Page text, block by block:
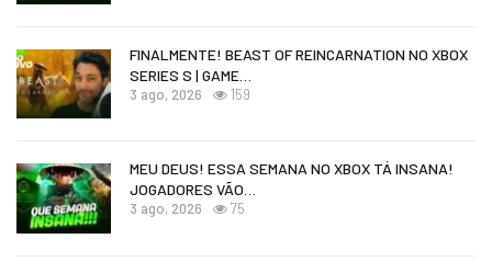
FINALMENTE! BEAST OF REINCARNATION NO XBOX
SERIES S | GAME…
3 ago, 2026 159
MEU DEUS! ESSA SEMANA NO XBOX TÁ INSANA!
JOGADORES VÃO…
3 ago, 2026 75